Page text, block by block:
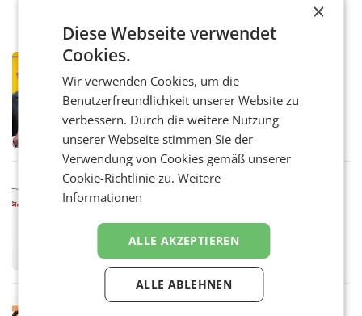
PRIMENEWS
Österreichische Post: Umsatzplus im
ersten Halbjahr trotz schwachem
Briefgeschäft
WIEN Die Österreichische Post AG hat im
ersten Halbjahr 2026 einen Konzernumsatz
von 1.544,0 Mio. EUR erwirtschaftet, was
einem Plus von 3,8 Prozent gegenüber dem
Vergleichszeitraum
MARKETING & MEDIA
ProSiebenSat.1 spart und macht
überraschend viel Gewinn
UNTERFÖHRING/MAILAND/AMSTERDAM. Der
Fernsehkonzern ProSiebenSat.1 hat im
Frühjahr dank Kostensenkungen operativ
wieder Gewinn gemacht und die
Markterwartung deutlich übertroffen.
RETAIL
×
Diese Webseite verwendet
Cookies.
Wir verwenden Cookies, um die
Benutzerfreundlichkeit unserer Website zu
verbessern. Durch die weitere Nutzung
unserer Webseite stimmen Sie der
Verwendung von Cookies gemäß unserer
Cookie-Richtlinie zu.Weitere
Informationen
ALLE AKZEPTIEREN
ALLE ABLEHNEN